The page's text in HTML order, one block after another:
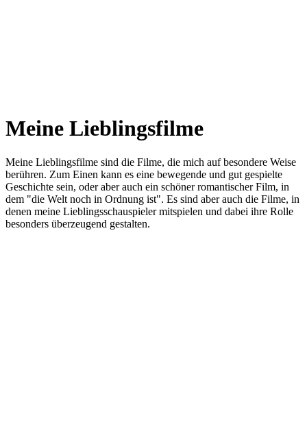
Meine Lieblingsfilme
Meine Lieblingsfilme sind die Filme, die mich auf besondere Weise
berühren. Zum Einen kann es eine bewegende und gut gespielte
Geschichte sein, oder aber auch ein schöner romantischer Film, in
dem "die Welt noch in Ordnung ist". Es sind aber auch die Filme, in
denen meine Lieblingsschauspieler mitspielen und dabei ihre Rolle
besonders überzeugend gestalten.